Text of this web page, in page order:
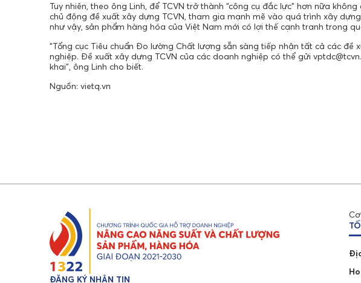
Tuy nhiên, theo ông Linh, để TCVN trở thành “công cụ đắc lực” hơn nữa
chủ động đề xuất xây dựng TCVN, tham gia mạnh mẽ vào quá trình xây
như vậy, sản phẩm hàng hóa của Việt Nam mới có lợi thế cạnh tranh trong
“Tổng cục Tiêu chuẩn Đo lường Chất lượng sẵn sàng tiếp nhận tất cả các đề
nghiệp. Đề xuất xây dựng TCVN của các doanh nghiệp có thể gửi
khai”, ông Linh cho biết.
Nguồn: vietq.vn
ĐĂNG KÝ NHẬN TIN